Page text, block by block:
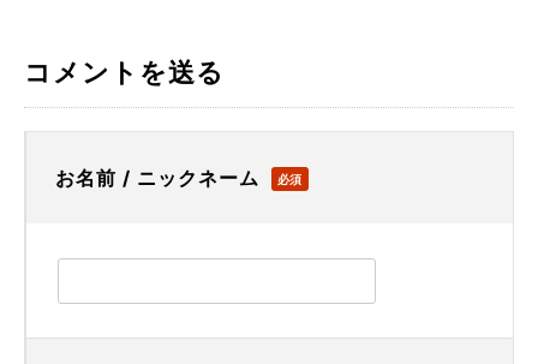
コメントを送る
お名前 / ニックネーム 必須